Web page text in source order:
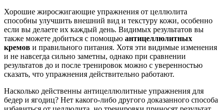
Хорошие жиросжигающие упражнения от целлюлита
способны улучшить внешний вид и текстуру кожи, особенно
если вы делаете их каждый день. Видимых результатов вы
также можете добиться с помощью антицеллюлитных
кремов и правильного питания. Хотя эти видимые изменения
и не навсегда сильно заметны, однако при сравнении
результатов до и после тренировок можно с уверенностью
сказать, что упражнения действительно работают.
Насколько действенны антицеллюлитные упражнения для
бедер и ягодиц? Нет какого-либо другого доказанного способа